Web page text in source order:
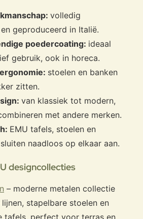
volledig
geproduceerd in Italië.
poedercoating: ideaal
gebruik, ook in horeca.
stoelen en banken
zitten.
van klassiek tot modern,
met andere merken.
EMU tafels, stoelen en
naadloos op elkaar aan.
designcollecties
– moderne metalen collectie
stapelbare stoelen en
tafels, perfect voor terras en